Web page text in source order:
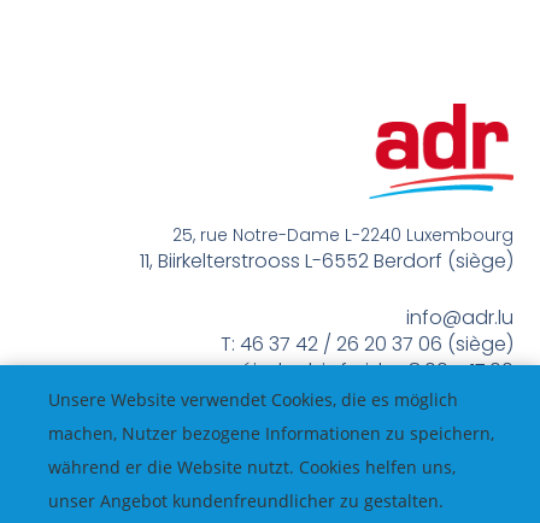
25, rue Notre-Dame L-2240 Luxembourg
11, Biirkelterstrooss L-6552 Berdorf (siège)
info@adr.lu
T: 46 37 42 / 26 20 37 06 (siège)
méindes bis freides 8:00 – 17:00
Unsere Website verwendet Cookies, die es möglich
machen, Nutzer bezogene Informationen zu speichern,
während er die Website nutzt. Cookies helfen uns,
unser Angebot kundenfreundlicher zu gestalten.